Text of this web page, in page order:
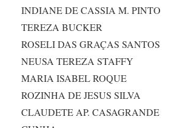
INDIANE DE CASSIA M. PINTO
TEREZA BUCKER
ROSELI DAS GRAÇAS SANTOS
NEUSA TEREZA STAFFY
MARIA ISABEL ROQUE
ROZINHA DE JESUS SILVA
CLAUDETE AP. CASAGRANDE